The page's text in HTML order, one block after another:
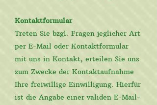
Kontaktformular
Treten Sie bzgl. Fragen jeglicher Art
per E-Mail oder Kontaktformular
mit uns in Kontakt, erteilen Sie uns
zum Zwecke der Kontaktaufnahme
Ihre freiwillige Einwilligung. Hierfür
ist die Angabe einer validen E-Mail-